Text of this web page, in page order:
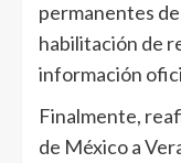
permanentes
habilitación de
información
Finalmente,
de México a